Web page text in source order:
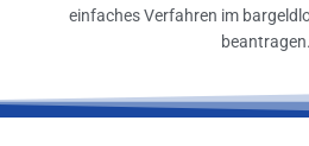
einfaches Verfahren im
beantragen.